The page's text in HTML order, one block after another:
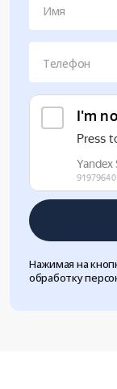
Имя
Телефон
Нажимая на
обработку